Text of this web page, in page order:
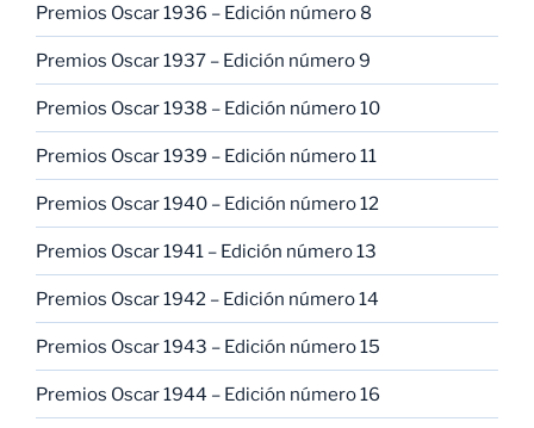
Premios Oscar 1936 – Edición número 8
Premios Oscar 1937 – Edición número 9
Premios Oscar 1938 – Edición número 10
Premios Oscar 1939 – Edición número 11
Premios Oscar 1940 – Edición número 12
Premios Oscar 1941 – Edición número 13
Premios Oscar 1942 – Edición número 14
Premios Oscar 1943 – Edición número 15
Premios Oscar 1944 – Edición número 16